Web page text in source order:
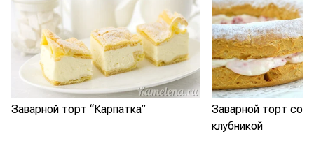
Заварной торт “Карпатка”
Заварной торт со
клубникой